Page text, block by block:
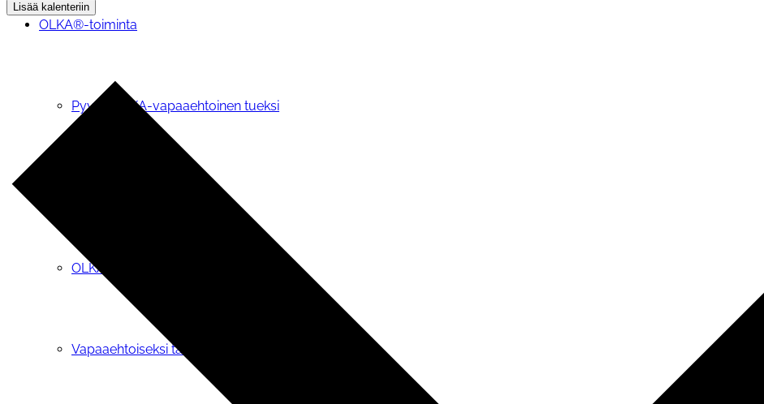
OLKA®-toiminta
Pyydä OLKA-vapaaehtoinen tueksi
OLKA® -teemapäivät
Vapaaehtoiseksi tai vertaistukijaksi OLKAan
Lisää kalenteriin